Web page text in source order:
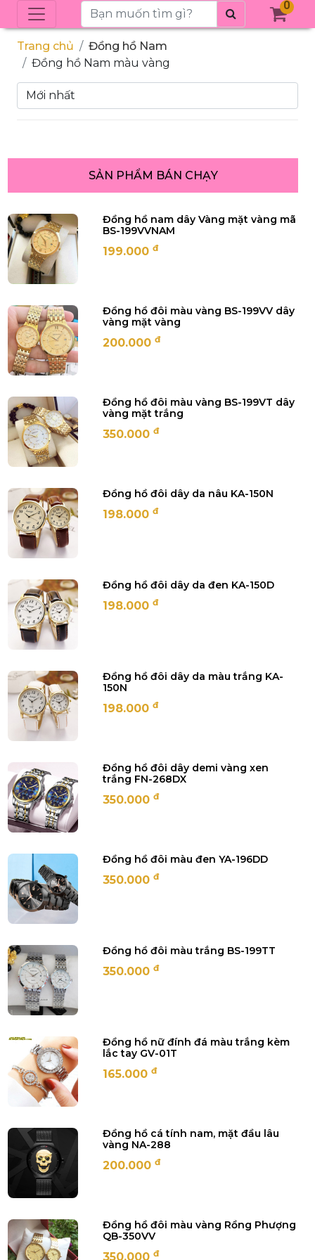
0
Trang chủ
Đồng hồ Nam
Đồng hồ Nam màu vàng
SẢN PHẨM BÁN CHẠY
Đồng hồ nam dây Vàng mặt vàng mã
BS-199VVNAM
199.000 đ
Đồng hồ đôi màu vàng BS-199VV dây
vàng mặt vàng
200.000 đ
Đồng hồ đôi màu vàng BS-199VT dây
vàng mặt trắng
350.000 đ
Đồng hồ đôi dây da nâu KA-150N
198.000 đ
Đồng hồ đôi dây da đen KA-150D
198.000 đ
Đồng hồ đôi dây da màu trắng KA-
150N
198.000 đ
Đồng hồ đôi dây demi vàng xen
trắng FN-268DX
350.000 đ
Đồng hồ đôi màu đen YA-196DD
350.000 đ
Đồng hồ đôi màu trắng BS-199TT
350.000 đ
Đồng hồ nữ đính đá màu trắng kèm
lắc tay GV-01T
165.000 đ
Đồng hồ cá tính nam, mặt đầu lâu
vàng NA-288
200.000 đ
Đồng hồ đôi màu vàng Rồng Phượng
QB-350VV
350.000 đ